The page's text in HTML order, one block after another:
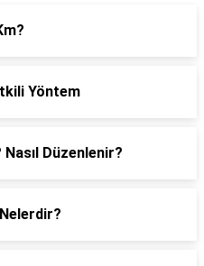
Yöntem
Düzenlenir?